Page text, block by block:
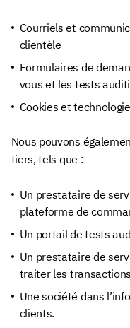
Courriels et
clientèle
Formulaires de
vous et les tests
Cookies et
Nous pouvons
tiers, tels que :
Un prestataire de
plateforme de
Un portail de tests
Un prestataire de
traiter les
Une société dans
clients.